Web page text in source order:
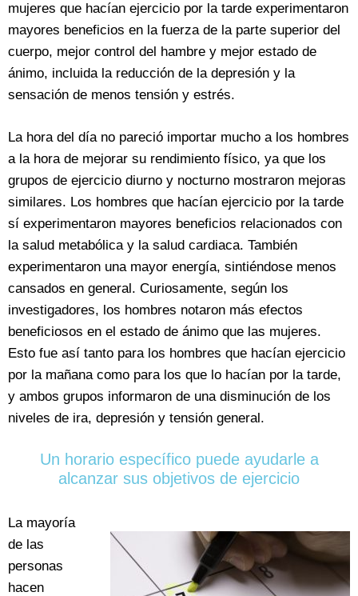
mujeres que hacían ejercicio por la tarde experimentaron
mayores beneficios en la fuerza de la parte superior del
cuerpo, mejor control del hambre y mejor estado de
ánimo, incluida la reducción de la depresión y la
sensación de menos tensión y estrés.
La hora del día no pareció importar mucho a los hombres
a la hora de mejorar su rendimiento físico, ya que los
grupos de ejercicio diurno y nocturno mostraron mejoras
similares. Los hombres que hacían ejercicio por la tarde
sí experimentaron mayores beneficios relacionados con
la salud metabólica y la salud cardiaca. También
experimentaron una mayor energía, sintiéndose menos
cansados en general. Curiosamente, según los
investigadores, los hombres notaron más efectos
beneficiosos en el estado de ánimo que las mujeres.
Esto fue así tanto para los hombres que hacían ejercicio
por la mañana como para los que lo hacían por la tarde,
y ambos grupos informaron de una disminución de los
niveles de ira, depresión y tensión general.
Un horario específico puede ayudarle a
alcanzar sus objetivos de ejercicio
La mayoría
de las
personas
hacen